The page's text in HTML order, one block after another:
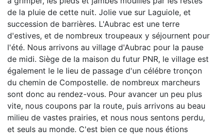
de la pluie de cette nuit. Jolie vue sur Laguiole, et
succession de barrières. L'Aubrac est une terre
d'estives, et de nombreux troupeaux y séjournent pour
l'été. Nous arrivons au village d'Aubrac pour la pause
de midi. Siège de la maison du futur PNR, le village est
également le le lieu de passage d'un célébre tronçon
du chemin de Compostelle. de nombreux marcheurs
sont donc au rendez-vous. Pour avancer un peu plus
vite, nous coupons par la route, puis arrivons au beau
milieu de vastes prairies, et nous nous sentons perdu,
et seuls au monde. C'est bien ce que nous étions